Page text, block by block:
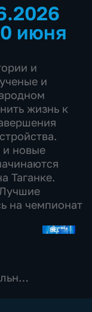
июня
и
и
жизнь к
и новые
Таганке.
на чемпионат